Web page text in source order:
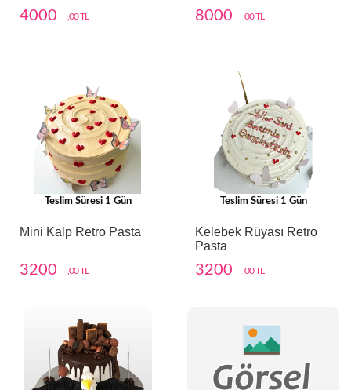
4000 ,00 TL 8000 ,00 TL
Teslim Süresi 1 Gün
Mini Kalp Retro Pasta
3200 ,00 TL
Teslim Süresi 1 Gün
Kelebek Rüyası Retro
Pasta
3200 ,00 TL